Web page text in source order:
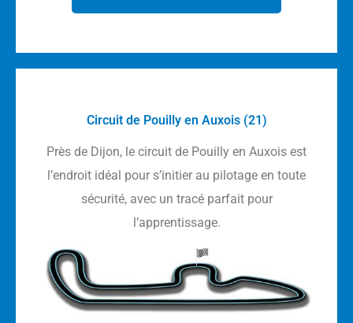
Circuit de Pouilly en Auxois (21)
Près de Dijon, le circuit de Pouilly en Auxois est
l’endroit idéal pour s’initier au pilotage en toute
sécurité, avec un tracé parfait pour
l’apprentissage.